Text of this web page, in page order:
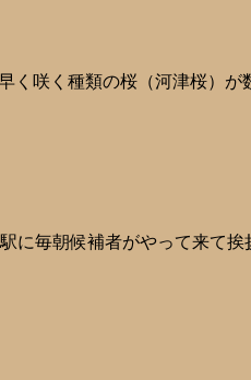
く咲く種類の桜（河津桜）
に毎朝候補者がやって来て